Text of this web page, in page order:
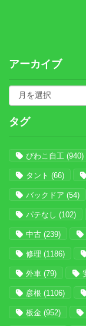
アーカイブ
タグ
びわこ自工 (940)
タント (66)
バックドア (54)
パテなし (102)
中古 (239)
修理 (1186)
外車 (79)
彦根 (1106)
板金 (952)